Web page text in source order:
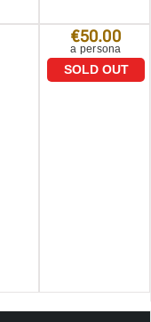
€50.00
a persona
SOLD OUT